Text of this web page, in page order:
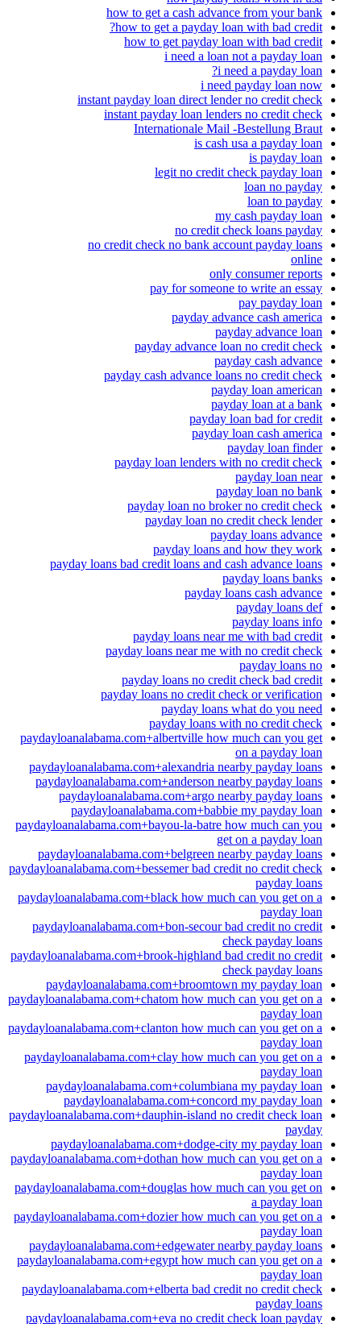
how to get a cash advance from your bank
how to get a payday loan with bad credit?
how to get payday loan with bad credit
i need a loan not a payday loan
i need a payday loan?
i need payday loan now
instant payday loan direct lender no credit check
instant payday loan lenders no credit check
Internationale Mail -Bestellung Braut
is cash usa a payday loan
is payday loan
legit no credit check payday loan
loan no payday
loan to payday
my cash payday loan
no credit check loans payday
no credit check no bank account payday loans
online
only consumer reports
pay for someone to write an essay
pay payday loan
payday advance cash america
payday advance loan
payday advance loan no credit check
payday cash advance
payday cash advance loans no credit check
payday loan american
payday loan at a bank
payday loan bad for credit
payday loan cash america
payday loan finder
payday loan lenders with no credit check
payday loan near
payday loan no bank
payday loan no broker no credit check
payday loan no credit check lender
payday loans advance
payday loans and how they work
payday loans bad credit loans and cash advance loans
payday loans banks
payday loans cash advance
payday loans def
payday loans info
payday loans near me with bad credit
payday loans near me with no credit check
payday loans no
payday loans no credit check bad credit
payday loans no credit check or verification
payday loans what do you need
payday loans with no credit check
paydayloanalabama.com+albertville how much can you get
on a payday loan
paydayloanalabama.com+alexandria nearby payday loans
paydayloanalabama.com+anderson nearby payday loans
paydayloanalabama.com+argo nearby payday loans
paydayloanalabama.com+babbie my payday loan
paydayloanalabama.com+bayou-la-batre how much can you
get on a payday loan
paydayloanalabama.com+belgreen nearby payday loans
paydayloanalabama.com+bessemer bad credit no credit check
payday loans
paydayloanalabama.com+black how much can you get on a
payday loan
paydayloanalabama.com+bon-secour bad credit no credit
check payday loans
paydayloanalabama.com+brook-highland bad credit no credit
check payday loans
paydayloanalabama.com+broomtown my payday loan
paydayloanalabama.com+chatom how much can you get on a
payday loan
paydayloanalabama.com+clanton how much can you get on a
payday loan
paydayloanalabama.com+clay how much can you get on a
payday loan
paydayloanalabama.com+columbiana my payday loan
paydayloanalabama.com+concord my payday loan
paydayloanalabama.com+dauphin-island no credit check loan
payday
paydayloanalabama.com+dodge-city my payday loan
paydayloanalabama.com+dothan how much can you get on a
payday loan
paydayloanalabama.com+douglas how much can you get on
a payday loan
paydayloanalabama.com+dozier how much can you get on a
payday loan
paydayloanalabama.com+edgewater nearby payday loans
paydayloanalabama.com+egypt how much can you get on a
payday loan
paydayloanalabama.com+elberta bad credit no credit check
payday loans
paydayloanalabama.com+eva no credit check loan payday